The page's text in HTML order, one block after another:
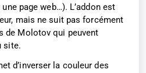
page web…). L’addon est
mais ne suit pas forcément
de Molotov qui peuvent
site.
d’inverser la couleur des